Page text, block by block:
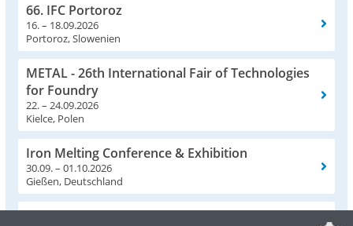
66. IFC Portoroz
16. – 18.09.2026
Portoroz, Slowenien
METAL - 26th International Fair of Technologies
for Foundry
22. – 24.09.2026
Kielce, Polen
Iron Melting Conference & Exhibition
30.09. – 01.10.2026
Gießen, Deutschland
Aluminium 2026